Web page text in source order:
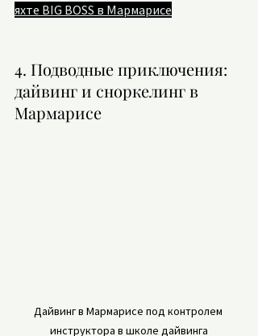
яхте BIG BOSS в Мармарисе
4. Подводные приключения:
дайвинг и сноркелинг в
Мармарисе
Дайвинг в Мармарисе под контролем
инструктора в школе дайвинга